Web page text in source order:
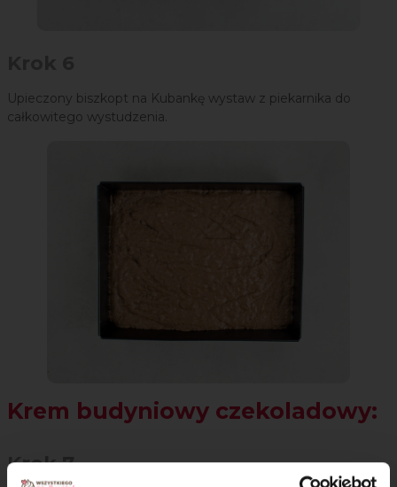
Upieczony biszkopt na Kubankę wystaw z piekarnika do
całkowitego wystudzenia.
Krem budyniowy czekoladowy:
Krok 7